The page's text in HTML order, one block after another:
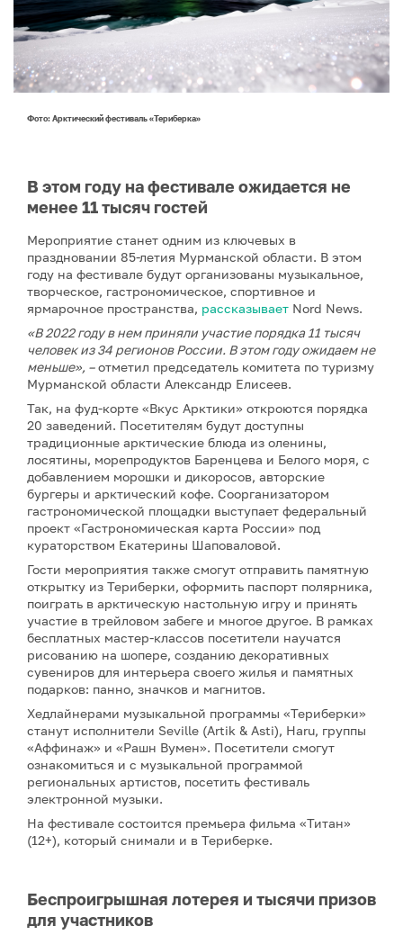
Фото: Арктический фестиваль «Териберка»
В этом году на фестивале ожидается не
менее 11 тысяч гостей
Мероприятие станет одним из ключевых в
праздновании 85-летия Мурманской области. В этом
году на фестивале будут организованы музыкальное,
творческое, гастрономическое, спортивное и
ярмарочное пространства, рассказывает Nord News.
«В 2022 году в нем приняли участие порядка 11 тысяч
человек из 34 регионов России. В этом году ожидаем не
меньше», –отметил председатель комитета по туризму
Мурманской области Александр Елисеев.
Так, на фуд-корте «Вкус Арктики» откроются порядка
20 заведений. Посетителям будут доступны
традиционные арктические блюда из оленины,
лосятины, морепродуктов Баренцева и Белого моря, с
добавлением морошки и дикоросов, авторские
бургеры и арктический кофе. Соорганизатором
гастрономической площадки выступает федеральный
проект «Гастрономическая карта России» под
кураторством Екатерины Шаповаловой.
Гости мероприятия также смогут отправить памятную
открытку из Териберки, оформить паспорт полярника,
поиграть в арктическую настольную игру и принять
участие в трейловом забеге и многое другое. В рамках
бесплатных мастер-классов посетители научатся
рисованию на шопере, созданию декоративных
сувениров для интерьера своего жилья и памятных
подарков: панно, значков и магнитов.
Хедлайнерами музыкальной программы «Териберки»
станут исполнители Seville (Artik & Asti), Haru, группы
«Аффинаж» и «Рашн Вумен». Посетители смогут
ознакомиться и с музыкальной программой
региональных артистов, посетить фестиваль
электронной музыки.
На фестивале состоится премьера фильма «Титан»
(12+), который снимали и в Териберке.
Беспроигрышная лотерея и тысячи призов
для участников